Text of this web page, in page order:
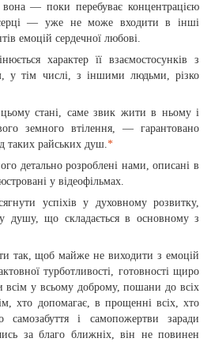
— поки перебуває концентрацією
серці — уже не може входити в інші
емоцій сердечної любові.
характер її взаємостосунків з
у тім числі, з іншими людьми, різко
стані, саме звик жити в ньому і
земного втілення, — гарантовано
таких райських душ.*
детально розроблені нами, описані в
у відеофільмах.
успіхів у духовному розвитку,
душу, що складається в основному з
так, щоб майже не виходити з емоцій
турботливості, готовності щиро
всім у всьому доброму, пошани до всіх
хто допомагає, в прощенні всіх, хто
самозабуття і самопожертви заради
за благо ближніх, він не повинен